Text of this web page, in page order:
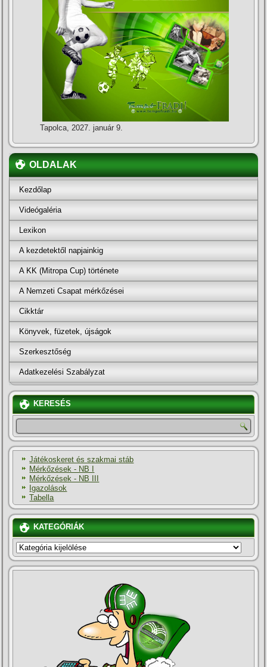
Tapolca, 2027. január 9.
OLDALAK
Kezdőlap
Videógaléria
Lexikon
A kezdetektől napjainkig
A KK (Mitropa Cup) története
A Nemzeti Csapat mérkőzései
Cikktár
Könyvek, füzetek, újságok
Szerkesztőség
Adatkezelési Szabályzat
KERESÉS
Játékoskeret és szakmai stáb
Mérkőzések - NB I
Mérkőzések - NB III
Igazolások
Tabella
KATEGÓRIÁK
KATEGÓRIÁK